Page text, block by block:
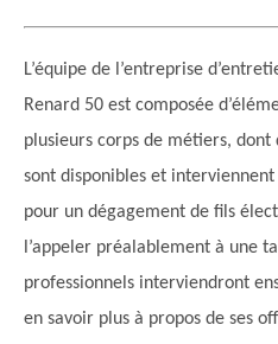
L’équipe de l’entreprise
Renard 50 est composée
plusieurs corps de métiers,
sont disponibles et
pour un dégagement de fils
l’appeler préalablement à une
professionnels interviendront
en savoir plus à propos de ses